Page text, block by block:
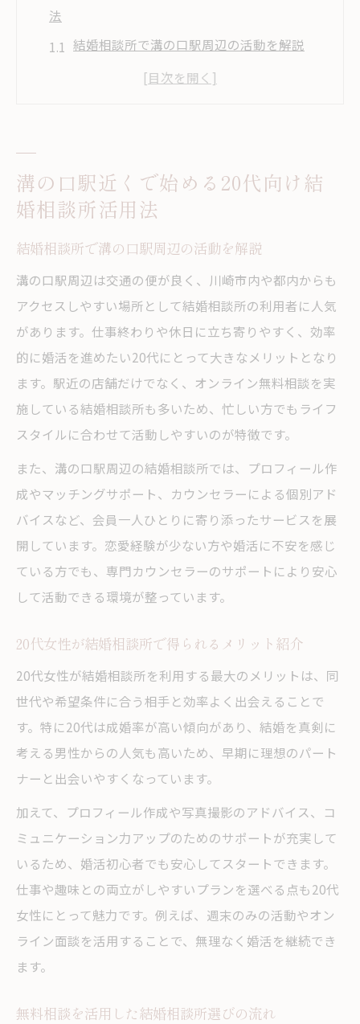
法
結婚相談所で溝の口駅周辺の活動を解説
20代女性が結婚相談所で得られるメリット
心感
口コミでわかる結婚相談所の評判や体験談
無料相談を利用した安心の結婚相談所体験術
無料相談でアドバイザーとの相性を確かめ
る方法
結婚相談所のサービスとサポート体制の確
認ポイント
溝の口駅周辺の結婚相談所で安心感を得る
コツ
無料相談活用で結婚相談所の雰囲気を体感
する
理想の出会いを叶える20代女性の婚活スタイル
結婚相談所で20代女性の理想をかなえる秘
訣
結婚相談所のサポートで自分らしい婚活を
実現
溝の口駅近くで叶える20代の理想的な出会
い
結婚相談所を活用した成婚事例と体験談
す
結婚相談所の無料相談とは何を確認できる
か
溝の口駅周辺の結婚相談所無料相談の特徴
溝の口駅近くで始める20代向け結
婚相談所活用法
結婚相談所で溝の口駅周辺の活動を解説
溝の口駅周辺は交通の便が良く、川崎市内や都内からも
アクセスしやすい場所として結婚相談所の利用者に人気
があります。仕事終わりや休日に立ち寄りやすく、効率
的に婚活を進めたい20代にとって大きなメリットとなり
ます。駅近の店舗だけでなく、オンライン無料相談を実
施している結婚相談所も多いため、忙しい方でもライフ
スタイルに合わせて活動しやすいのが特徴です。
また、溝の口駅周辺の結婚相談所では、プロフィール作
成やマッチングサポート、カウンセラーによる個別アド
バイスなど、会員一人ひとりに寄り添ったサービスを展
開しています。恋愛経験が少ない方や婚活に不安を感じ
ている方でも、専門カウンセラーのサポートにより安心
して活動できる環境が整っています。
20代女性が結婚相談所で得られるメリット紹介
20代女性が結婚相談所を利用する最大のメリットは、同
世代や希望条件に合う相手と効率よく出会えることで
す。特に20代は成婚率が高い傾向があり、結婚を真剣に
考える男性からの人気も高いため、早期に理想のパート
ナーと出会いやすくなっています。
加えて、プロフィール作成や写真撮影のアドバイス、コ
ミュニケーション力アップのためのサポートが充実して
いるため、婚活初心者でも安心してスタートできます。
仕事や趣味との両立がしやすいプランを選べる点も20代
女性にとって魅力です。例えば、週末のみの活動やオン
ライン面談を活用することで、無理なく婚活を継続でき
ます。
無料相談を活用した結婚相談所選びの流れ